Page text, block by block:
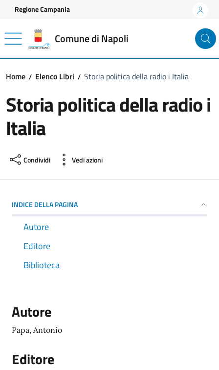
Vai ai contenuti
Vai al footer
Regione Campania
Comune di Napoli
Home Elenco Libri Storia politica della radio i Italia
Storia politica della radio i
Italia
Condividi Vedi azioni
INDICE DELLA PAGINA
Autore
Editore
Biblioteca
Autore
Papa, Antonio
Editore